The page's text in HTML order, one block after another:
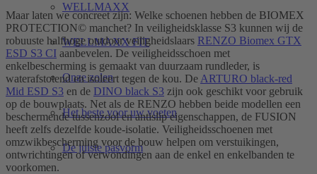
WELLMAXX
WELLMAXX FIT
Onze zolen
Het beste voor uw voeten
De juiste pasvorm
Maar laten we concreet zijn: Welke schoenen hebben de BIOMEX
PROTECTION© manchet? In veiligheidsklasse S3 kunnen wij de
robuuste halfhoge outdoor veiligheidslaars RENZO Biomex GTX
ESD S3 CI aanbevelen. De veiligheidsschoen met
enkelbescherming is gemaakt van duurzaam rundleder, is
waterafstotend en isoleert tegen de kou. De ARTURO black-red
Mid ESD S3 en de DINO black S3 zijn ook geschikt voor gebruik
op de bouwplaats. Net als de RENZO hebben beide modellen een
beschermende tussenzool en antislip eigenschappen, de FUSION
heeft zelfs dezelfde koude-isolatie. Veiligheidsschoenen met
omzwikbescherming voor de bouw helpen om verstuikingen,
ontwrichtingen of verwondingen aan de enkel en enkelbanden te
voorkomen.